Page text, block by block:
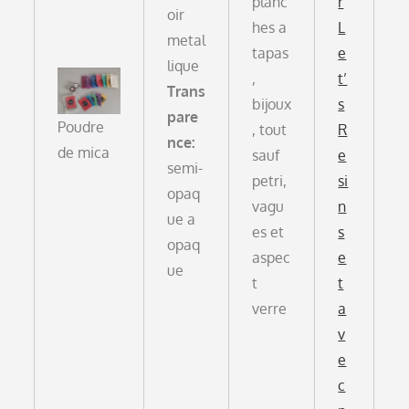
Poudre
de mica
oir
metal
lique
Trans
pare
nce:
semi-
opaq
ue a
opaq
ue
hes a
tapas
,
bijoux
, tout
sauf
petri,
vagu
es et
aspec
t
verre
L
e
t’
s
R
e
si
n
s
e
t
a
v
e
c